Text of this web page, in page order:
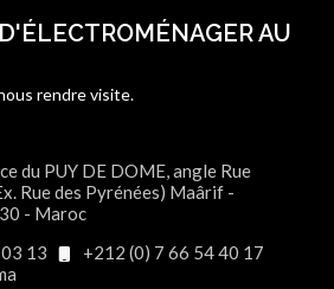
AU
rendre visite.
du PUY DE DOME, angle Rue
Rue des Pyrénées) Maârif -
- Maroc
13
+212 (0) 7 66 54 40 17